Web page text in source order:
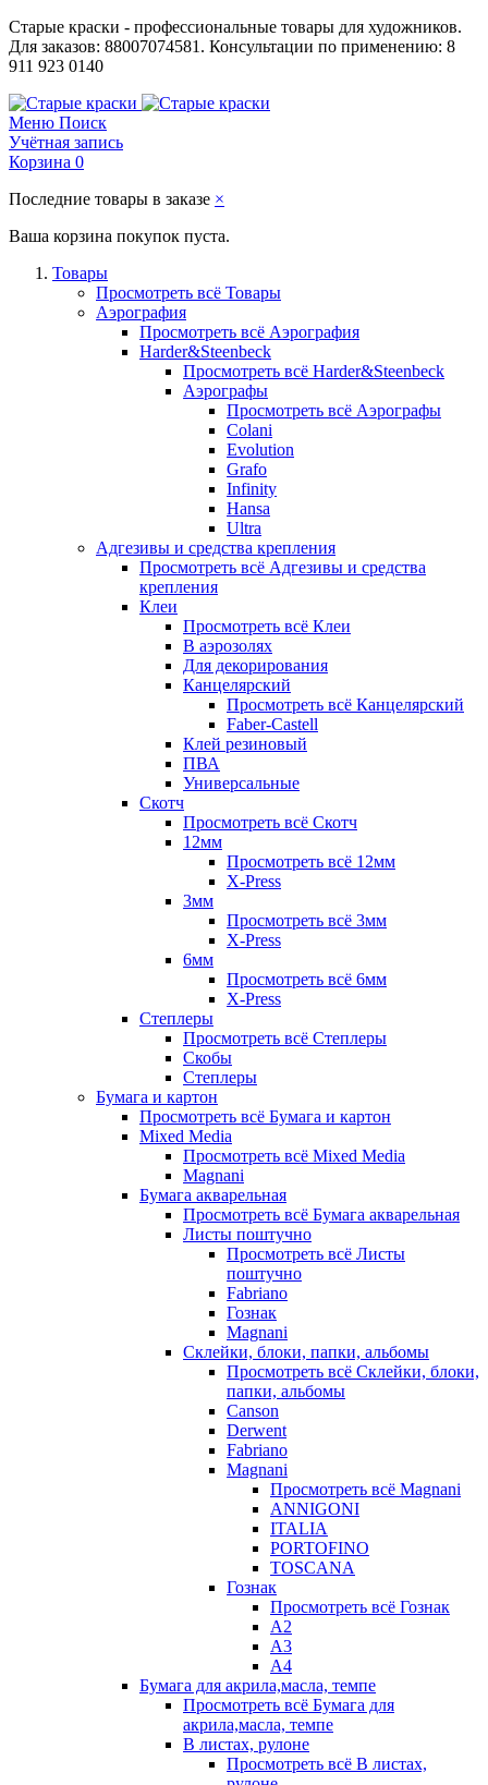
Старые краски - профессиональные товары для художников.
Для заказов: 88007074581. Консультации по применению: 8
911 923 0140
Меню Поиск
Учётная запись
Корзина 0
Последние товары в заказе ×
Ваша корзина покупок пуста.
Товары
Просмотреть всё Товары
Аэрография
Просмотреть всё Аэрография
Harder&Steenbeck
Просмотреть всё Harder&Steenbeck
Аэрографы
Просмотреть всё Аэрографы
Colani
Evolution
Grafo
Infinity
Hansa
Ultra
Адгезивы и средства крепления
Просмотреть всё Адгезивы и средства
крепления
Клеи
Просмотреть всё Клеи
В аэрозолях
Для декорирования
Канцелярский
Просмотреть всё Канцелярский
Faber-Castell
Клей резиновый
ПВА
Универсальные
Скотч
Просмотреть всё Скотч
12мм
Просмотреть всё 12мм
X-Press
3мм
Просмотреть всё 3мм
X-Press
6мм
Просмотреть всё 6мм
X-Press
Степлеры
Просмотреть всё Степлеры
Скобы
Степлеры
Бумага и картон
Просмотреть всё Бумага и картон
Mixed Media
Просмотреть всё Mixed Media
Magnani
Бумага акварельная
Просмотреть всё Бумага акварельная
Листы поштучно
Просмотреть всё Листы
поштучно
Fabriano
Гознак
Magnani
Склейки, блоки, папки, альбомы
Просмотреть всё Склейки, блоки,
папки, альбомы
Canson
Derwent
Fabriano
Magnani
Просмотреть всё Magnani
ANNIGONI
ITALIA
PORTOFINO
TOSCANA
Гознак
Просмотреть всё Гознак
А2
А3
А4
Бумага для акрила,масла, темпе
Просмотреть всё Бумага для
акрила,масла, темпе
В листах, рулоне
Просмотреть всё В листах,